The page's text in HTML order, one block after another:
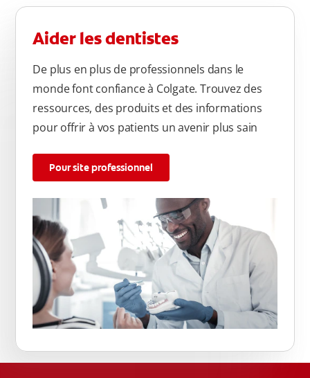
Aider les dentistes
De plus en plus de professionnels dans le
monde font confiance à Colgate. Trouvez des
ressources, des produits et des informations
pour offrir à vos patients un avenir plus sain
Pour site professionnel